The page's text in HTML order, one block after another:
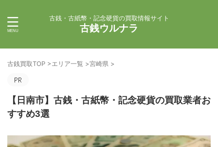
古銭・古紙幣・記念硬貨の買取情報サイト
古銭ウルナラ
古銭買取TOP >エリア一覧 >宮崎県 >
【日南市】古銭・古紙幣・記念硬貨の買取業者お
すすめ3選